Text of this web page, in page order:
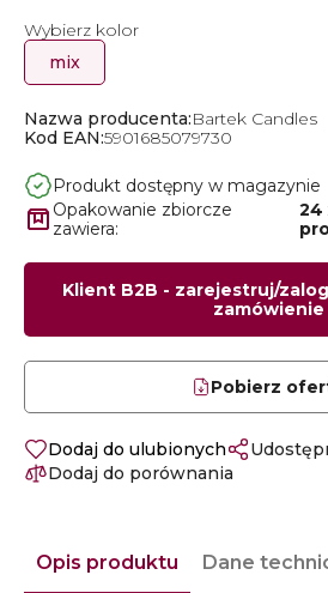
Wybierz kolor
mix
Nazwa producenta:Bartek Candles
Kod EAN:5901685079730
Produkt dostępny w magazynie
Opakowanie zbiorcze
zawiera:
24
Klient B2B - zarejestruj/
zamówienie
Pobierz
Dodaj do ulubionych
Dodaj do porównania
Opis produktu Dane